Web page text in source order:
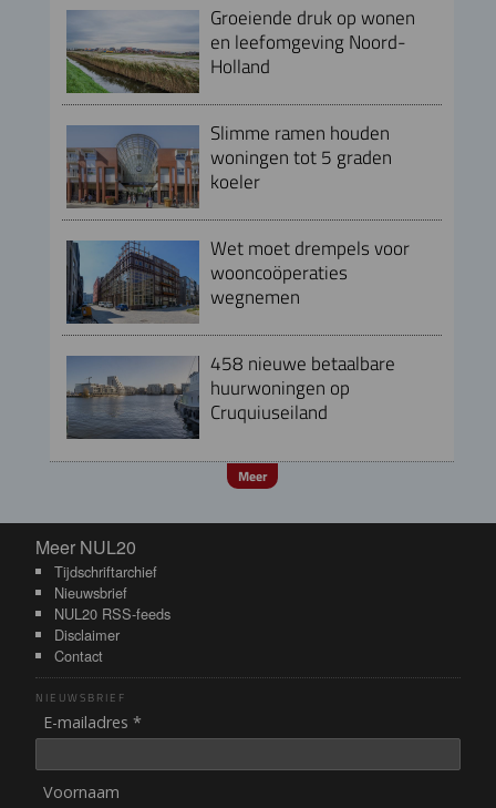
Groeiende druk op wonen
en leefomgeving Noord-
Holland
Slimme ramen houden
woningen tot 5 graden
koeler
Wet moet drempels voor
wooncoöperaties
wegnemen
458 nieuwe betaalbare
huurwoningen op
Cruquiuseiland
Meer
Meer NUL20
Meer NUL20
Tijdschriftarchief
Nieuwsbrief
NUL20 RSS-feeds
Disclaimer
Contact
NIEUWSBRIEF
E-mailadres *
Voornaam